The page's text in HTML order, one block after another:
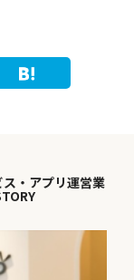
・アプリ運営業